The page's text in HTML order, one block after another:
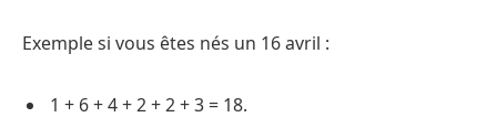
Exemple si vous êtes nés un 16 avril :
1 + 6 + 4 + 2 + 2 + 3 = 18.